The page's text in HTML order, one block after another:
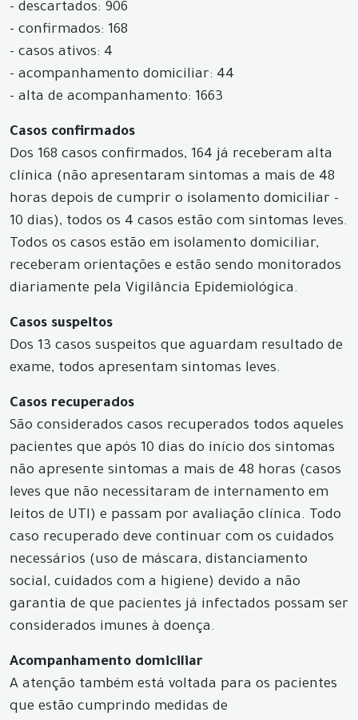
- descartados: 906
- confirmados: 168
- casos ativos: 4
- acompanhamento domiciliar: 44
- alta de acompanhamento: 1663
Casos confirmados
Dos 168 casos confirmados, 164 já receberam alta
clínica (não apresentaram sintomas a mais de 48
horas depois de cumprir o isolamento domiciliar -
10 dias), todos os 4 casos estão com sintomas leves.
Todos os casos estão em isolamento domiciliar,
receberam orientações e estão sendo monitorados
diariamente pela Vigilância Epidemiológica.
Casos suspeitos
Dos 13 casos suspeitos que aguardam resultado de
exame, todos apresentam sintomas leves.
Casos recuperados
São considerados casos recuperados todos aqueles
pacientes que após 10 dias do início dos sintomas
não apresente sintomas a mais de 48 horas (casos
leves que não necessitaram de internamento em
leitos de UTI) e passam por avaliação clínica. Todo
caso recuperado deve continuar com os cuidados
necessários (uso de máscara, distanciamento
social, cuidados com a higiene) devido a não
garantia de que pacientes já infectados possam ser
considerados imunes à doença.
Acompanhamento domiciliar
A atenção também está voltada para os pacientes
que estão cumprindo medidas de